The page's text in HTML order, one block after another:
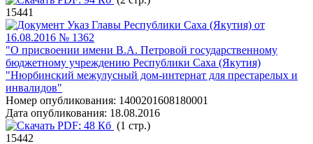
15441
Указ Главы Республики Саха (Якутия) от
16.08.2016 № 1362
"О присвоении имени В.А. Петровой государственному
бюджетному учреждению Республики Саха (Якутия)
"Нюрбинский межулусный дом-интернат для престарелых и
инвалидов"
Номер опубликования: 1400201608180001
Дата опубликования: 18.08.2016
PDF: 48 Кб (1 стр.)
15442